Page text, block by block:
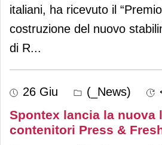
italiani, ha ricevuto il
costruzione del nuovo
di R...
26 Giu (_News)
Spontex lancia la nuova
contenitori Press &